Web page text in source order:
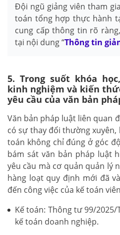
Đội ngũ giảng viên tham
toán tổng hợp thực hành
cung cấp thông tin rõ
tại nội dung “Thông tin
5. Trong suốt khóa
kinh nghiệm và kiến
yêu cầu của văn bản
Văn bản pháp luật liên quan
có sự thay đổi thường xuyên,
toán không chỉ đúng ở góc
bám sát văn bản pháp luật
yêu cầu mà cơ quản quản lý
hàng loạt quy định mới đã
đến công việc của kế toán
Kế toán: Thông tư 99/2025/
kế toán doanh nghiệp.